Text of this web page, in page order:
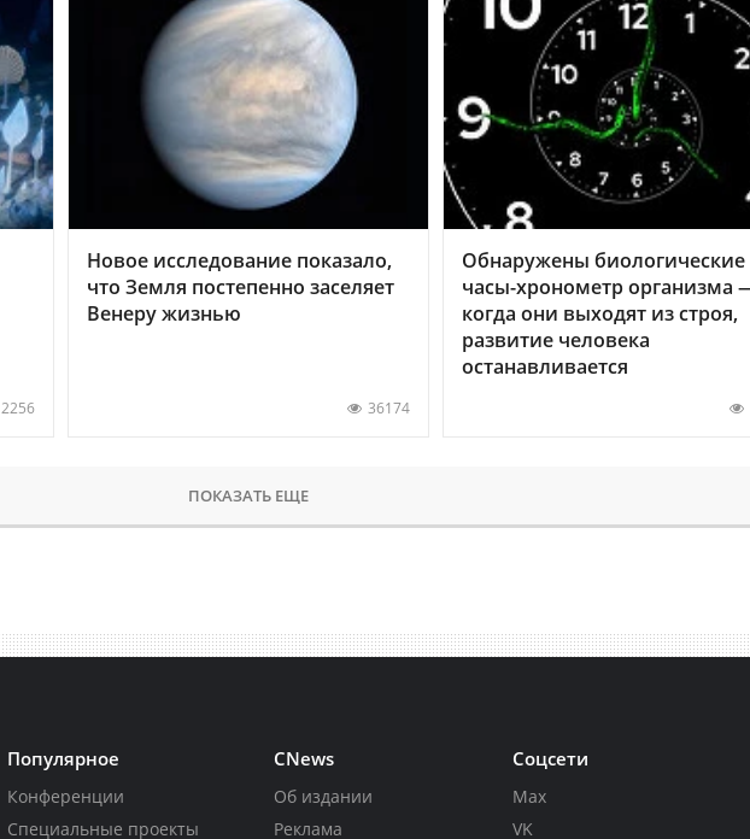
2256
Новое исследование показало,
что Земля постепенно заселяет
Венеру жизнью
36174
Обнаружены биологические
часы-хронометр организма
когда они выходят из строя,
развитие человека
останавливается
ПОКАЗАТЬ ЕЩЕ
Популярное
Конференции
Специальные проекты
CNews
Об издании
Реклама
Соцсети
Max
VK